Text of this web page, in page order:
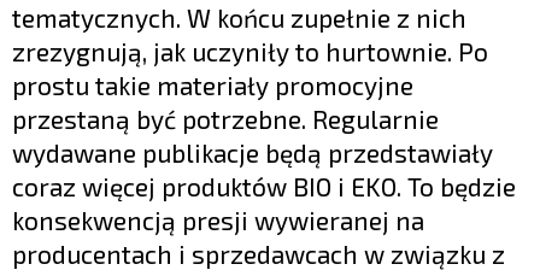
tematycznych. W końcu zupełnie z nich
zrezygnują, jak uczyniły to hurtownie. Po
prostu takie materiały promocyjne
przestaną być potrzebne. Regularnie
wydawane publikacje będą przedstawiały
coraz więcej produktów BIO i EKO. To będzie
konsekwencją presji wywieranej na
producentach i sprzedawcach w związku z